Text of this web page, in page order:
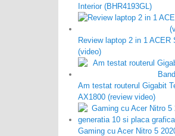
Interior (BHR4193GL)
Review laptop 2 in 1 ACER
(video)
Am testat routerul Gigabit
AX1800 (review video)
Gaming cu Acer Nitro 5